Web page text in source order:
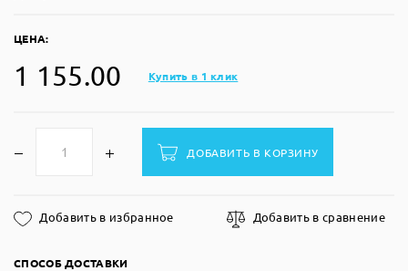
ЦЕНА:
1 155.00 Купить в 1 клик
ДОБАВИТЬ В КОРЗИНУ
Добавить в избранное Добавить в сравнение
СПОСОБ ДОСТАВКИ